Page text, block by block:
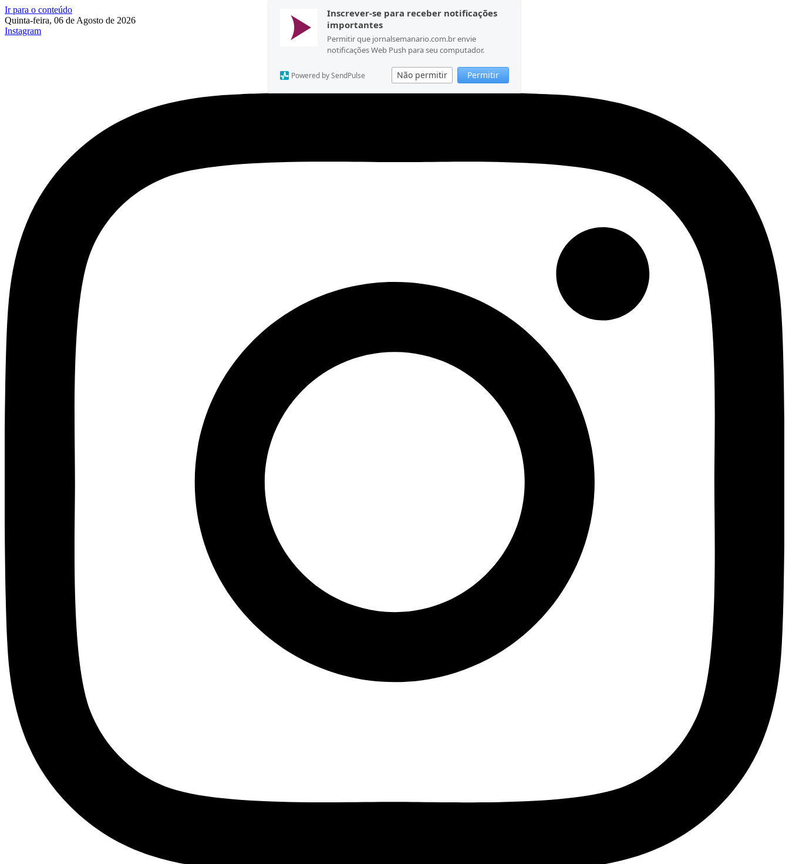
Inscrever-se para receber notificações
importantes
Permitir que jornalsemanario.com.br envie
notificações Web Push para seu computador.
Não permitir Permitir
Powered by SendPulse
Ir para o conteúdo
Quinta-feira, 06 de Agosto de 2026
Instagram